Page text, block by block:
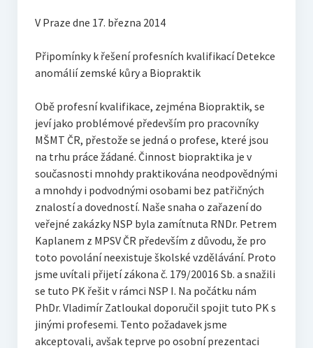
V Praze dne 17. března 2014
Připomínky k řešení profesních kvalifikací Detekce
anomálií zemské kůry a Biopraktik
Obě profesní kvalifikace, zejména Biopraktik, se
jeví jako problémové především pro pracovníky
MŠMT ČR, přestože se jedná o profese, které jsou
na trhu práce žádané. Činnost biopraktika je v
současnosti mnohdy praktikována neodpovědnými
a mnohdy i podvodnými osobami bez patřičných
znalostí a dovedností. Naše snaha o zařazení do
veřejné zakázky NSP byla zamítnuta RNDr. Petrem
Kaplanem z MPSV ČR především z důvodu, že pro
toto povolání neexistuje školské vzdělávání. Proto
jsme uvítali přijetí zákona č. 179/20016 Sb. a snažili
se tuto PK řešit v rámci NSP I. Na počátku nám
PhDr. Vladimír Zatloukal doporučil spojit tuto PK s
jinými profesemi. Tento požadavek jsme
akceptovali, avšak teprve po osobní prezentaci